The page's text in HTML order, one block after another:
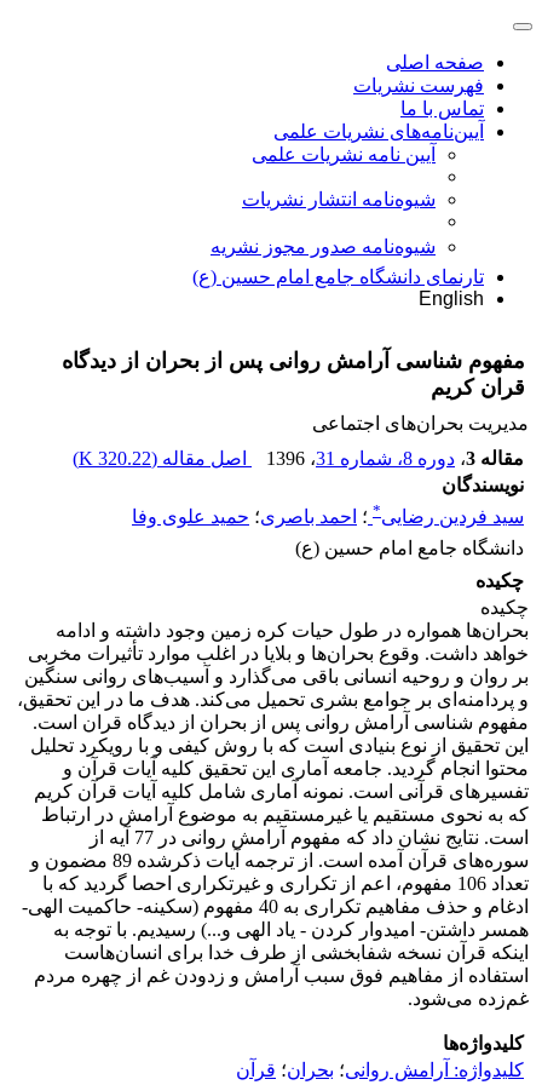
صفحه اصلی
فهرست نشریات
تماس با ما
آیین‌نامه‌های نشریات علمی
آیین نامه نشریات علمی
شیوه‌نامه انتشار نشریات
شیوهنامه صدور مجوز نشریه
تارنمای دانشگاه جامع امام حسین (ع)
English
مفهوم شناسی آرامش روانی پس از بحران از دیدگاه
قران کریم
مدیریت بحران‌های اجتماعی
مقاله 3
، دوره 8، شماره 31 ، 1396 اصل مقاله (320.22 K
)
نویسندگان
سید فردین رضایی* ؛ احمد باصری؛ حمید علوی وفا
دانشگاه جامع امام حسین (ع)
چکیده
چکیده
بحران‌ها همواره در طول حیات کره زمین وجود داشته و ادامه
خواهد داشت. وقوع بحران‌ها و بلایا در اغلب موارد تأثیرات مخربی
بر روان و روحیه انسانی باقی می‌گذارد و آسیب‌های روانی سنگین
و پردامنه‌ای بر جوامع بشری تحمیل می‌کند. هدف ما در این تحقیق،
مفهوم شناسی آرامش روانی پس از بحران از دیدگاه قران است.
این تحقیق از نوع بنیادی است که با روش کیفی و با رویکرد تحلیل
محتوا انجام گردید. جامعه آماری این تحقیق کلیه آیات قرآن و
تفسیرهای قرآنی است. نمونه آماری شامل کلیه آیات قرآن کریم
که به نحوی مستقیم یا غیرمستقیم به موضوع آرامش در ارتباط
است. نتایج نشان داد که مفهوم آرامش روانی در 77 آیه از
سوره‌های قرآن آمده است. از ترجمه آیات ذکرشده 89 مضمون و
تعداد 106 مفهوم، اعم از تکراری و غیرتکراری احصا گردید که با
ادغام و حذف مفاهیم تکراری به 40 مفهوم (سکینه- حاکمیت الهی-
همسر داشتن- امیدوار کردن - یاد الهی و...) رسیدیم. با توجه به
اینکه قرآن نسخه شفابخشی از طرف خدا برای انسان‌هاست
استفاده از مفاهیم فوق سبب آرامش و زدودن غم از چهره مردم
غم‌زده می‌شود.
کلیدواژه‌ها
کلیدواژه: آرامش روانی؛ بحران‌؛ قرآن